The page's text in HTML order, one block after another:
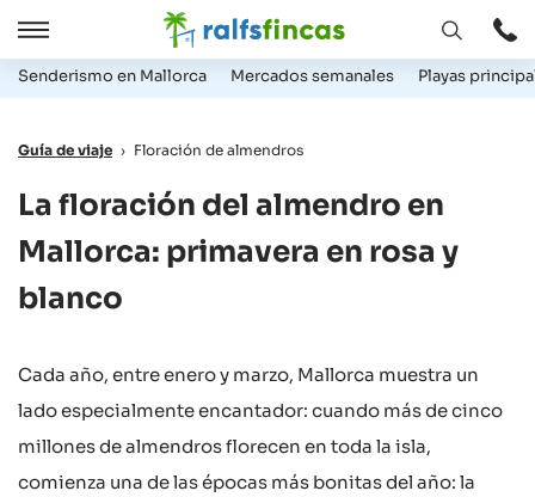
Abrir
/
Cerrar
Abrir
ventana
Senderismo en Mallorca Mercados semanales Playas
Guía de viaje › Floración de almendros
La floración del almendro en
Mallorca: primavera en rosa y
blanco
Cada año, entre enero y marzo, Mallorca muestra un
lado especialmente encantador: cuando más de cinco
millones de almendros florecen en toda la isla,
comienza una de las épocas más bonitas del año: la